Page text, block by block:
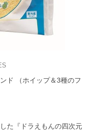
ド （ホイップ＆3種のフ
た『ドラえもんの四次元